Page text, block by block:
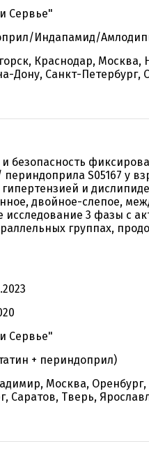
Сервье"
Индапамид/
Краснодар, Москва,
Дону, Санкт-Петербург,
безопасность
периндоприла S05167 у
и
двойное-слепое,
исследование 3 фазы с
группах,
Сервье"
+ периндоприл)
Москва,
Саратов, Тверь,